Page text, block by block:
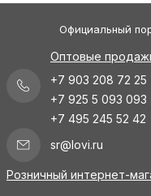
Официальный
Оптовые
+7 903 208 72 25
+7 925 5 093 093
+7 495 245 52 42
sr@lovi.ru
Розничный интернет-